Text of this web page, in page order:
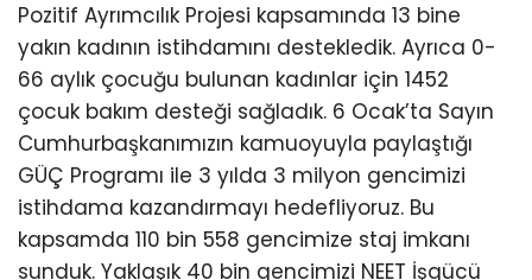
Pozitif Ayrımcılık Projesi kapsamında 13 bine
yakın kadının istihdamını destekledik. Ayrıca 0-
66 aylık çocuğu bulunan kadınlar için 1452
çocuk bakım desteği sağladık. 6 Ocak’ta Sayın
Cumhurbaşkanımızın kamuoyuyla paylaştığı
GÜÇ Programı ile 3 yılda 3 milyon gencimizi
istihdama kazandırmayı hedefliyoruz. Bu
kapsamda 110 bin 558 gencimize staj imkanı
sunduk. Yaklaşık 40 bin gencimizi NEET İşgücü